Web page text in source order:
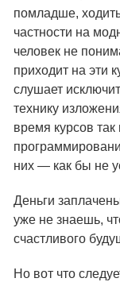
помладше,
частности на
человек не
приходит на эти
слушает
технику
время курсов
них — как бы не
Деньги
уже не знаешь,
счастливого
Но вот что